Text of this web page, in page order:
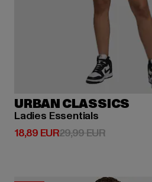
URBAN CLASSICS
Ladies Essentials
18,89 EUR
Derzeitiger Preis: 18,89 EUR
29,99 EUR